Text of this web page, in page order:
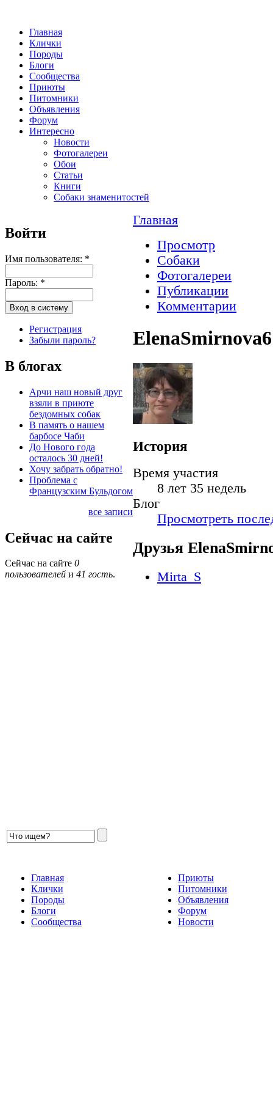
Главная
Клички
Породы
Блоги
Сообщества
Приюты
Питомники
Объявления
Форум
Интересно
Новости
Фотогалереи
Обои
Статьи
Книги
Собаки знаменитостей
Войти
Имя пользователя: *
Пароль: *
Регистрация
Забыли пароль?
В блогах
Арчи наш новый друг
взяли в приюте
бездомных собак
В память о нашем
барбосе Чаби
До Нового года
осталось 30 дней!
Хочу забрать обратно!
Проблема с
Французским Бульдогом
все записи
Сейчас на сайте
Сейчас на сайте 0
пользователей и 41 гость.
Главная
Просмотр
Собаки
Фотогалереи
Публикации
Комментарии
ElenaSmirnova6
История
Время участия
8 лет 35 недель
Блог
Просмотреть
Друзья
Mirta_S
Главная
Клички
Породы
Блоги
Сообщества
Приюты
Питомники
Объявления
Форум
Новости